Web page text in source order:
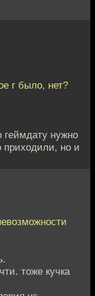
г было, нет?
геймдату нужно
приходили, но и
тоже кучка